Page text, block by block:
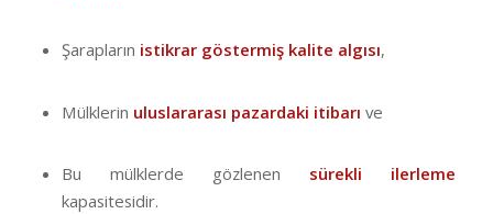
Şarapların istikrar göstermiş kalite algısı,
Mülklerin uluslararası pazardaki itibarı ve
Bu mülklerde gözlenen sürekli ilerleme
kapasitesidir.